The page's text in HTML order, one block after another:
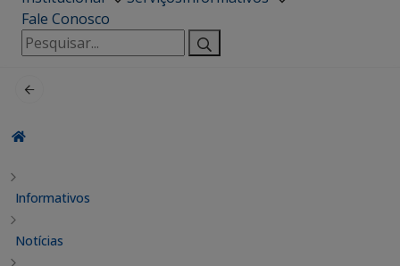
Fale Conosco
Pesquisar
por:
Informativos
Notícias